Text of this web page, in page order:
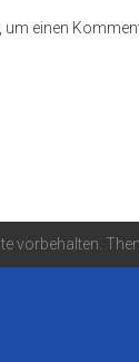
um einen
vorbehalten.